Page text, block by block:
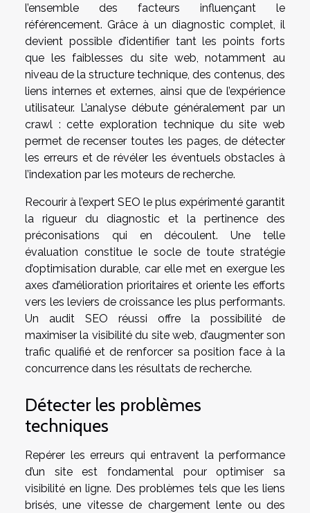
l’ensemble des facteurs influençant le
référencement. Grâce à un diagnostic complet, il
devient possible d’identifier tant les points forts
que les faiblesses du site web, notamment au
niveau de la structure technique, des contenus, des
liens internes et externes, ainsi que de l’expérience
utilisateur. L’analyse débute généralement par un
crawl : cette exploration technique du site web
permet de recenser toutes les pages, de détecter
les erreurs et de révéler les éventuels obstacles à
l’indexation par les moteurs de recherche.
Recourir à l’expert SEO le plus expérimenté garantit
la rigueur du diagnostic et la pertinence des
préconisations qui en découlent. Une telle
évaluation constitue le socle de toute stratégie
d’optimisation durable, car elle met en exergue les
axes d’amélioration prioritaires et oriente les efforts
vers les leviers de croissance les plus performants.
Un audit SEO réussi offre la possibilité de
maximiser la visibilité du site web, d’augmenter son
trafic qualifié et de renforcer sa position face à la
concurrence dans les résultats de recherche.
Détecter les problèmes
techniques
Repérer les erreurs qui entravent la performance
d’un site est fondamental pour optimiser sa
visibilité en ligne. Des problèmes tels que les liens
brisés, une vitesse de chargement lente ou des